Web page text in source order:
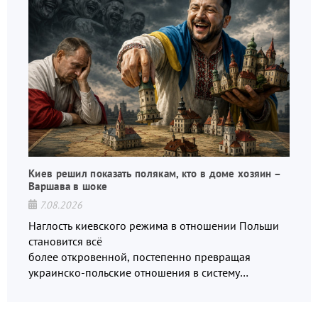
Киев решил показать полякам, кто в доме хозяин –
Варшава в шоке
7.08.2026
Наглость киевского режима в отношении Польши
становится всё
более откровенной, постепенно превращая
украинско-польские отношения в систему